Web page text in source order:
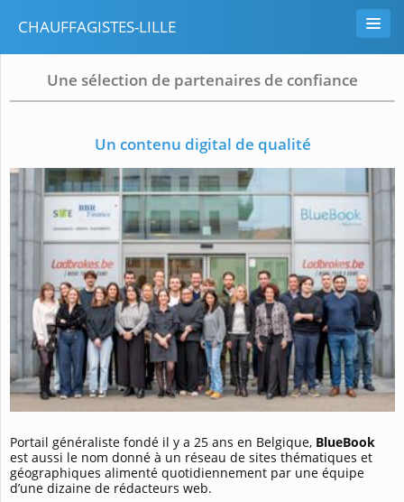
CHAUFFAGISTES-LILLE
Une sélection de partenaires de confiance
Un contenu digital de qualité
Portail généraliste fondé il y a 25 ans en Belgique, BlueBook
est aussi le nom donné à un réseau de sites thématiques et
géographiques alimenté quotidiennement par une équipe
d’une dizaine de rédacteurs web.